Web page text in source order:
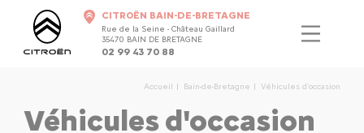
CITROËN BAIN-DE-BRETAGNE
Rue de la Seine - Château Gaillard
35470 BAIN DE BRETAGNE
02 99 43 70 88
Accueil Bain-de-Bretagne Véhicules d'occasion
Véhicules d'occasion